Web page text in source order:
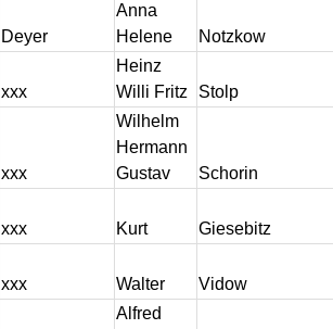
Deyer
Anna
Helene
Notzkow
xxx
Heinz
Willi Fritz
Stolp
xxx
Wilhelm
Hermann
Gustav
Schorin
xxx Kurt Giesebitz
xxx Walter Vidow
Alfred